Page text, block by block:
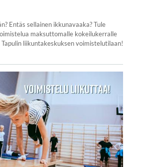
Entäs sellainen ikkunavaaka? Tule
maksuttomalle kokeilukerralle
liikuntakeskuksen voimistelutilaan!